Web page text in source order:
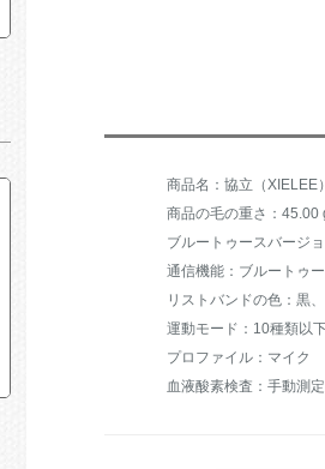
商品名：協立（XIELEE
商品の毛の重さ：45.00
ブルートゥースバージ
リストバンドの色：黒
運動モード：10種類以
プロファイル：マイク
血液酸素検査：手動測定